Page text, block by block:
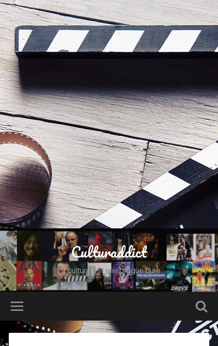
Culturaddict
La culture est une drogue dure